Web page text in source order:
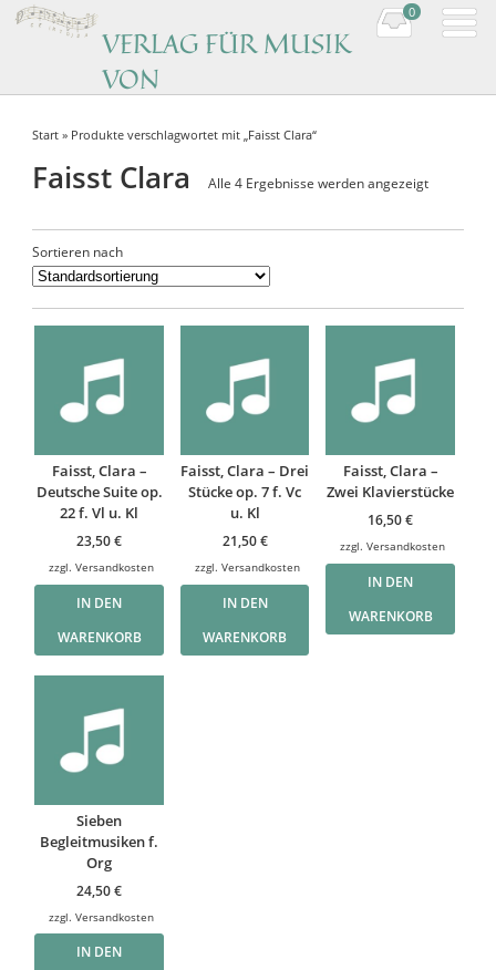
VERLAG FÜR MUSIK
VON
Music by women composers
0
Start » Produkte verschlagwortet mit „Faisst Clara“
Faisst Clara Alle 4 Ergebnisse werden angezeigt
Sortieren nach
Faisst, Clara –
Deutsche Suite op.
22 f. Vl u. Kl
23,50€
zzgl.Versandkosten
IN DEN
WARENKORB
Faisst, Clara – Drei
Stücke op. 7 f. Vc
u. Kl
21,50€
zzgl. Versandkosten
IN DEN
WARENKORB
Faisst, Clara –
Zwei Klavierstücke
16,50€
zzgl.Versandkosten
IN DEN
WARENKORB
Sieben
Begleitmusiken f.
Org
24,50€
zzgl.Versandkosten
IN DEN